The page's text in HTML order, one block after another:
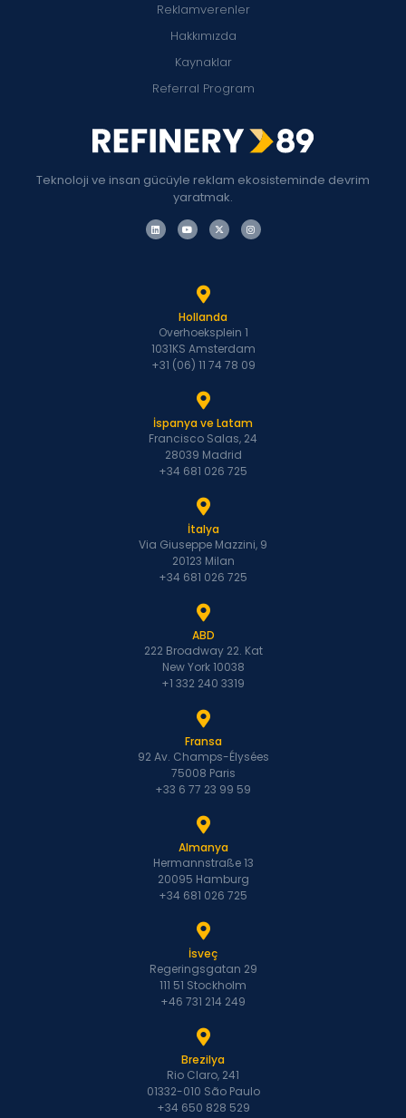
Teknoloji ve insan gücüyle reklam ekosisteminde devrim
yaratmak.
Reklamverenler
Hakkımızda
Kaynaklar
Referral Program
Hollanda
Overhoeksplein 1
1031KS Amsterdam
+31 (06) 11 74 78 09
İspanya ve Latam
Francisco Salas, 24
28039 Madrid
+34 681 026 725
İtalya
Via Giuseppe Mazzini, 9
20123 Milan
+34 681 026 725
ABD
222 Broadway 22. Kat
New York 10038
+1 332 240 3319
Fransa
92 Av. Champs-Élysées
75008 Paris
+33 6 77 23 99 59
Almanya
Hermannstraße 13
20095 Hamburg
+34 681 026 725
İsveç
Regeringsgatan 29
111 51 Stockholm
+46 731 214 249
Brezilya
Rio Claro, 241
01332-010 São Paulo
+34 650 828 529